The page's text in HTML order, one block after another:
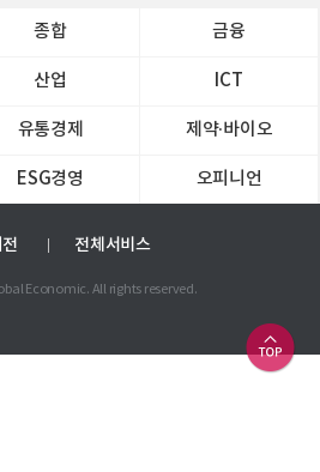
종합 금융
산업 ICT
유통경제 제약∙바이오
ESG경영 오피니언
전체서비스
Economic. All rights reserved.